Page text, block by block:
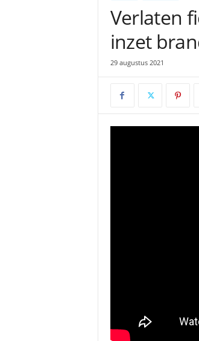
Verlaten
inzet
29 augustus 2021